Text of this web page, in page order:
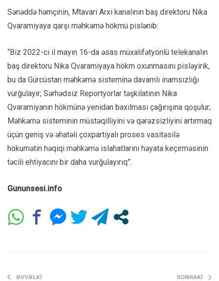
Sənəddə həmçinin, Mtavari Arxi kanalının baş direktoru Nika
Qvaramiyaya qarşı məhkəmə hökmü pislənib:
“Biz 2022-ci il mayın 16-da əsas müxalifətyönlü telekanalın
baş direktoru Nika Qvaramiyaya hökm oxunmasını pisləyirik,
bu da Gürcüstan məhkəmə sisteminə davamlı inamsızlığı
vurğulayır; Sərhədsiz Reportyorlar təşkilatının Nika
Qvaramiyanın hökmünə yenidən baxılması çağırışına qoşulur;
Məhkəmə sisteminin müstəqilliyini və qərəzsizliyini artırmaq
üçün geniş və əhatəli çoxpartiyalı proses vasitəsilə
hökumətin həqiqi məhkəmə islahatlarını həyata keçirməsinin
təcili ehtiyacını bir daha vurğulayırıq”.
Gununsesi.info
ƏVVƏLKI SONRAKI